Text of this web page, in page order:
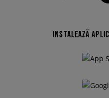
INSTALEAZĂ